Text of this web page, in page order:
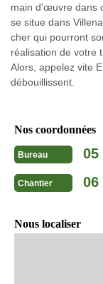
main d'œuvre dans
se situe dans
cher qui pourront
réalisation de votre
Alors, appelez vite
débouillissent.
Nos coordonnées
Bureau 05
Chantier 06
Nous localiser